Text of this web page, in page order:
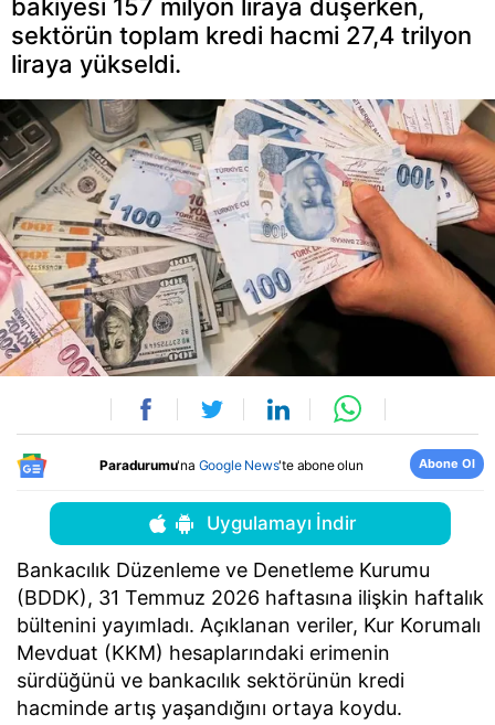
bakiyesi 157 milyon liraya düşerken,
sektörün toplam kredi hacmi 27,4 trilyon
liraya yükseldi.
Paradurumu'na Google News'te abone olun Abone Ol
Uygulamayı İndir
Bankacılık Düzenleme ve Denetleme Kurumu
(BDDK), 31 Temmuz 2026 haftasına ilişkin haftalık
bültenini yayımladı. Açıklanan veriler, Kur Korumalı
Mevduat (KKM) hesaplarındaki erimenin
sürdüğünü ve bankacılık sektörünün kredi
hacminde artış yaşandığını ortaya koydu.